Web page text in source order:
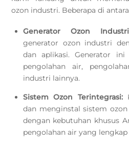
ozon industri. Beberapa di
Generator Ozon
generator ozon industri
dan aplikasi. Generator
pengolahan air,
industri lainnya.
Sistem Ozon Terintegrasi:
dan menginstal sistem
dengan kebutuhan khusus
pengolahan air yang